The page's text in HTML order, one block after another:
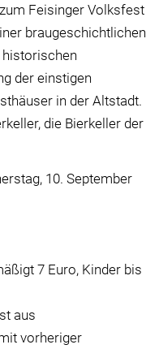
Feisinger Volksfest
braugeschichtlichen
historischen
der einstigen
in der Altstadt.
die Bierkeller der
10. September
7 Euro, Kinder bis
aus
vorheriger